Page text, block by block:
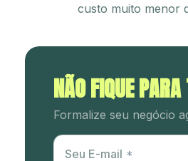
custo muito menor
NÃO FIQUE
Formalize seu negócio
Utm Content
Seu E-mail